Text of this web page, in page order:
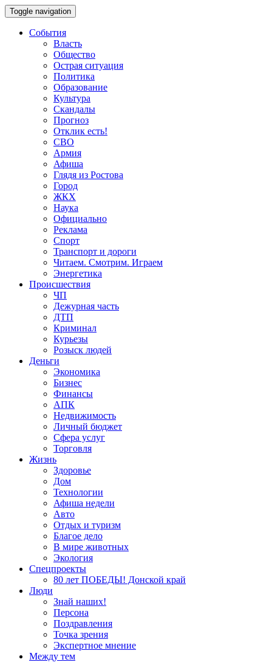
Toggle navigation
События
Власть
Общество
Острая ситуация
Политика
Образование
Культура
Скандалы
Прогноз
Отклик есть!
СВО
Армия
Афиша
Глядя из Ростова
Город
ЖКХ
Наука
Официально
Реклама
Спорт
Транспорт и дороги
Читаем. Смотрим. Играем
Энергетика
Происшествия
ЧП
Дежурная часть
ДТП
Криминал
Курьезы
Розыск людей
Деньги
Экономика
Бизнес
Финансы
АПК
Недвижимость
Личный бюджет
Сфера услуг
Торговля
Жизнь
Здоровье
Дом
Технологии
Афиша недели
Авто
Отдых и туризм
Благое дело
В мире животных
Экология
Спецпроекты
80 лет ПОБЕДЫ! Донской край
Люди
Знай наших!
Персона
Поздравления
Точка зрения
Экспертное мнение
Между тем